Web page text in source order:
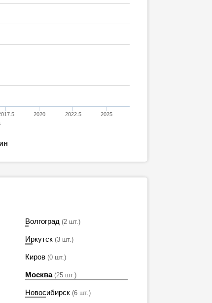
2020 2022.5 2025
Волгоград (2 шт.)
Иркутск (3 шт.)
Киров (0 шт.)
Москва (25 шт.)
Новосибирск (6 шт.)